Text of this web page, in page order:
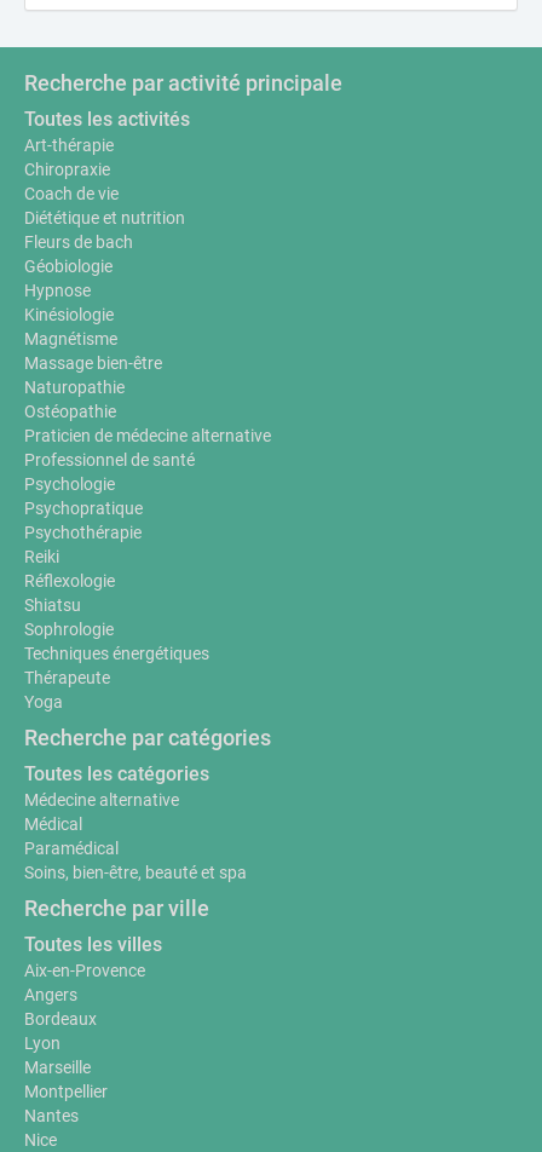
Recherche par activité principale
Toutes les activités
Art-thérapie
Chiropraxie
Coach de vie
Diététique et nutrition
Fleurs de bach
Géobiologie
Hypnose
Kinésiologie
Magnétisme
Massage bien-être
Naturopathie
Ostéopathie
Praticien de médecine alternative
Professionnel de santé
Psychologie
Psychopratique
Psychothérapie
Reiki
Réflexologie
Shiatsu
Sophrologie
Techniques énergétiques
Thérapeute
Yoga
Recherche par catégories
Toutes les catégories
Médecine alternative
Médical
Paramédical
Soins, bien-être, beauté et spa
Recherche par ville
Toutes les villes
Aix-en-Provence
Angers
Bordeaux
Lyon
Marseille
Montpellier
Nantes
Nice